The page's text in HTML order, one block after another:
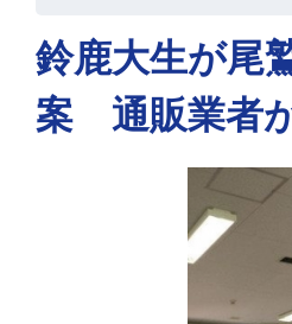
鈴鹿大生が尾
案 通販業者